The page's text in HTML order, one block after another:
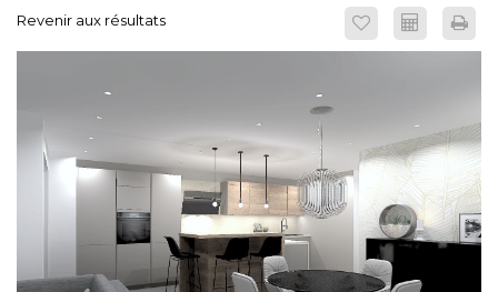
Revenir aux résultats